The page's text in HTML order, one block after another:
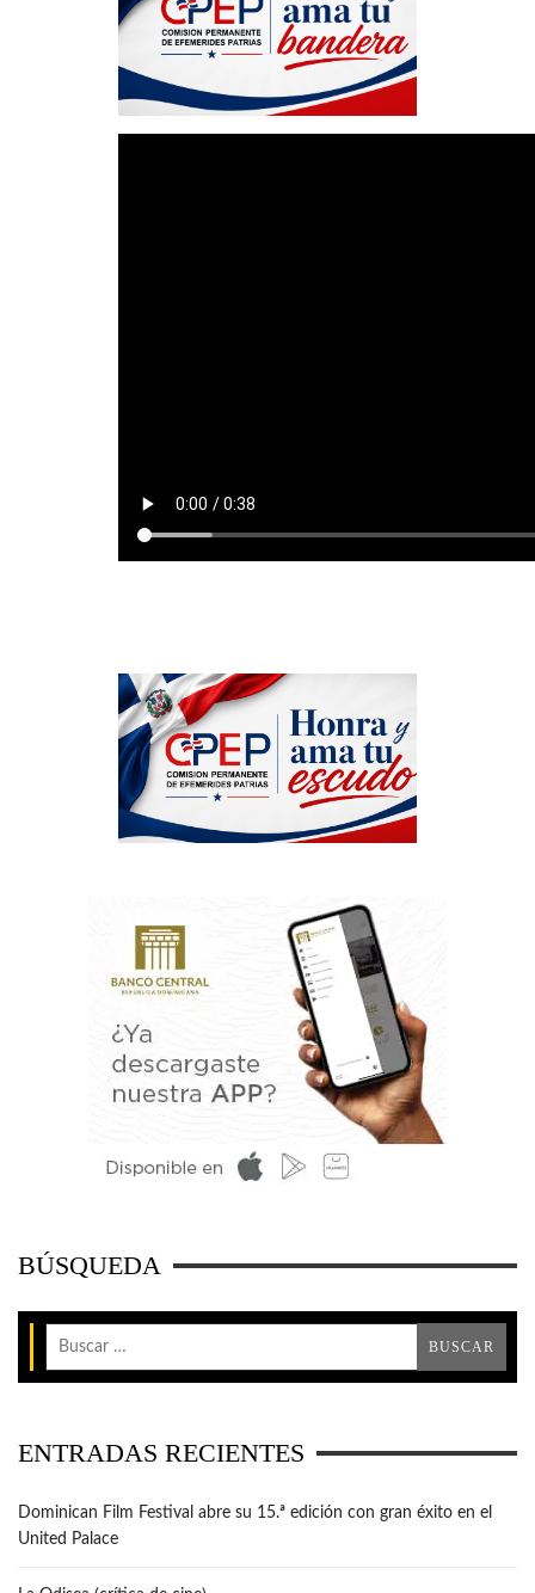
BÚSQUEDA
ENTRADAS RECIENTES
Dominican Film Festival abre su 15.ª edición con gran éxito en el
United Palace